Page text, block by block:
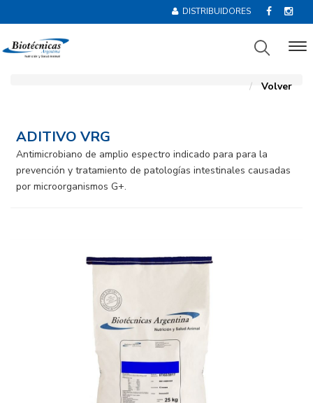
DISTRIBUIDORES
Volver
ADITIVO VRG
Antimicrobiano de amplio espectro indicado para para la
prevención y tratamiento de patologías intestinales causadas
por microorganismos G+.